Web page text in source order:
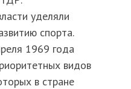
уделяли
спорта.
1969 года
видов
в стране